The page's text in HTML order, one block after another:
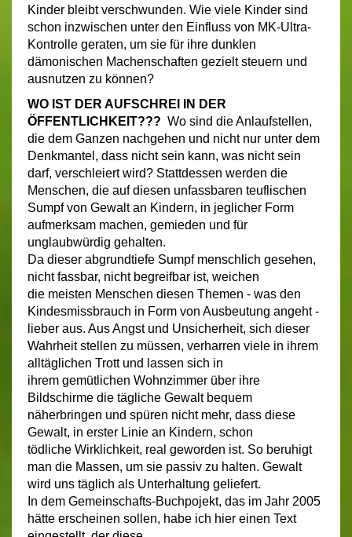
Kinder bleibt verschwunden. Wie viele Kinder sind
schon inzwischen unter den Einfluss von MK-Ultra-
Kontrolle geraten, um sie für ihre dunklen
dämonischen Machenschaften gezielt steuern und
ausnutzen zu können?
WO IST DER AUFSCHREI IN DER
ÖFFENTLICHKEIT??? Wo sind die Anlaufstellen,
die dem Ganzen nachgehen und nicht nur unter dem
Denkmantel, dass nicht sein kann, was nicht sein
darf, verschleiert wird? Stattdessen werden die
Menschen, die auf diesen unfassbaren teuflischen
Sumpf von Gewalt an Kindern, in jeglicher Form
aufmerksam machen, gemieden und für
unglaubwürdig gehalten.
Da dieser abgrundtiefe Sumpf menschlich gesehen,
nicht fassbar, nicht begreifbar ist, weichen
die meisten Menschen diesen Themen - was den
Kindesmissbrauch in Form von Ausbeutung angeht -
lieber aus. Aus Angst und Unsicherheit, sich dieser
Wahrheit stellen zu müssen, verharren viele in ihrem
alltäglichen Trott und lassen sich in
ihrem gemütlichen Wohnzimmer über ihre
Bildschirme die tägliche Gewalt bequem
näherbringen und spüren nicht mehr, dass diese
Gewalt, in erster Linie an Kindern, schon
tödliche Wirklichkeit, real geworden ist. So beruhigt
man die Massen, um sie passiv zu halten. Gewalt
wird uns täglich als Unterhaltung geliefert.
In dem Gemeinschafts-Buchpojekt, das im Jahr 2005
hätte erscheinen sollen, habe ich hier einen Text